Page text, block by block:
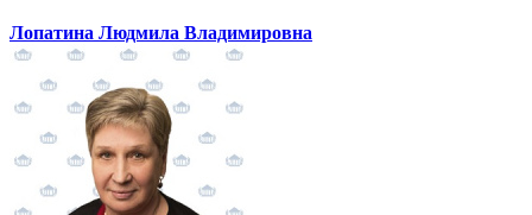
Лопатина Людмила Владимировна